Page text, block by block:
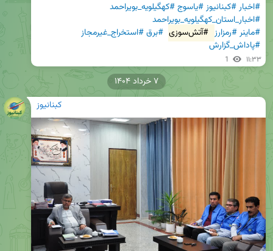
#اخبار#کبنانیوز#یاسوج#کهگیلویه_بویراحمد
#اخبار_استان_کهگیلویه_بویراحمد
#ماینر#رمزارز #آتش‌سوزی #برق#استخراج_غیرمجاز
#پاداش_گزارش
1 ۱۱:۳۳
کبنانیوز
۷ خرداد ۱۴۰۴